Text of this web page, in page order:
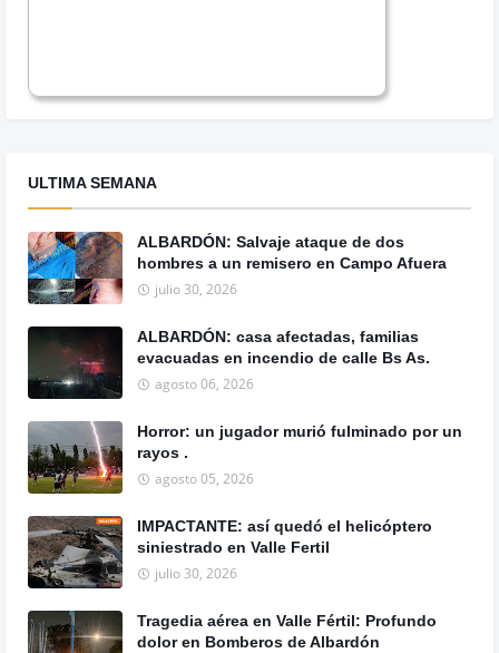
ULTIMA SEMANA
ALBARDÓN: Salvaje ataque de dos
hombres a un remisero en Campo Afuera
julio 30, 2026
ALBARDÓN: casa afectadas, familias
evacuadas en incendio de calle Bs As.
agosto 06, 2026
Horror: un jugador murió fulminado por un
rayos .
agosto 05, 2026
IMPACTANTE: así quedó el helicóptero
siniestrado en Valle Fertil
julio 30, 2026
Tragedia aérea en Valle Fértil: Profundo
dolor en Bomberos de Albardón